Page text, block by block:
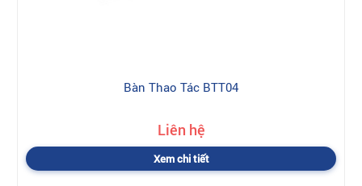
Bàn Thao Tác BTT04
Liên hệ
Xem chi tiết